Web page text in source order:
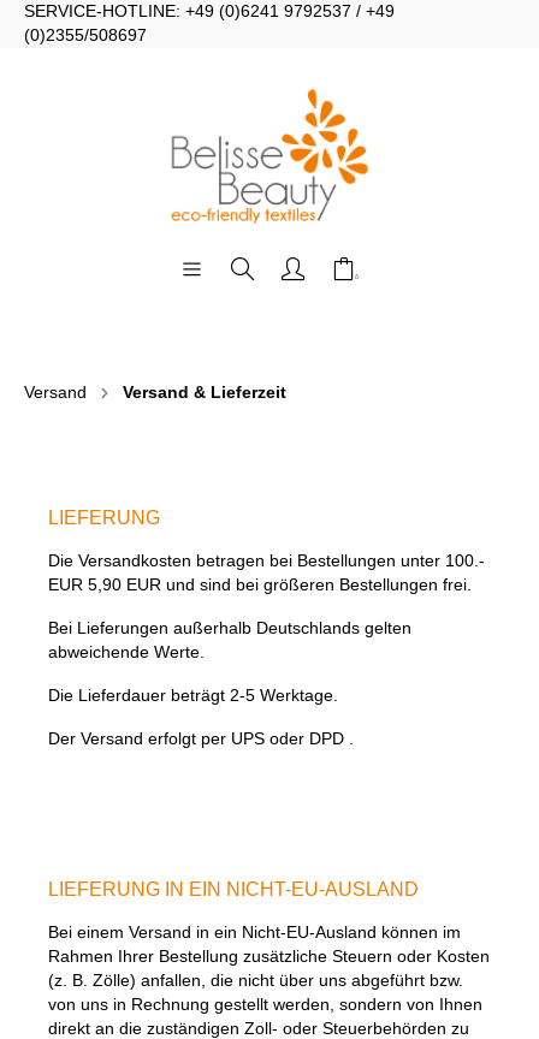
SERVICE-HOTLINE: +49 (0)6241 9792537 / +49
(0)2355/508697
Versand Versand & Lieferzeit
LIEFERUNG
Die Versandkosten betragen bei Bestellungen unter 100.-
EUR 5,90 EUR und sind bei größeren Bestellungen frei.
Bei Lieferungen außerhalb Deutschlands gelten
abweichende Werte.
Die Lieferdauer beträgt 2-5 Werktage.
Der Versand erfolgt per UPS oder DPD .
LIEFERUNG IN EIN NICHT-EU-AUSLAND
Bei einem Versand in ein Nicht-EU-Ausland können im
Rahmen Ihrer Bestellung zusätzliche Steuern oder Kosten
(z. B. Zölle) anfallen, die nicht über uns abgeführt bzw.
von uns in Rechnung gestellt werden, sondern von Ihnen
direkt an die zuständigen Zoll- oder Steuerbehörden zu